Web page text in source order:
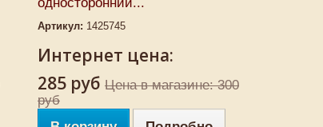
Артикул: 1425745
Интернет цена:
285 руб Цена в магазине: 300
руб